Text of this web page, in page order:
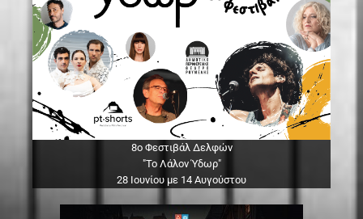
8ο Φεστιβάλ Δελφών
"Το Λάλον Ύδωρ"
28 Ιουνίου με 14 Αυγούστου